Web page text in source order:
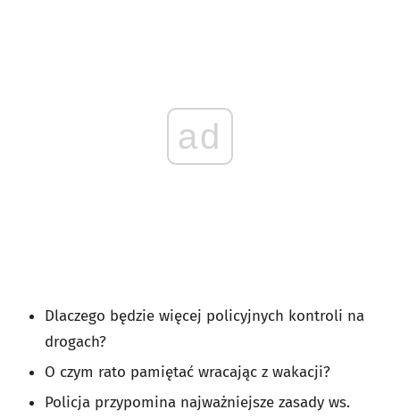
ad
Dlaczego będzie więcej policyjnych kontroli na
drogach?
O czym rato pamiętać wracając z wakacji?
Policja przypomina najważniejsze zasady ws.